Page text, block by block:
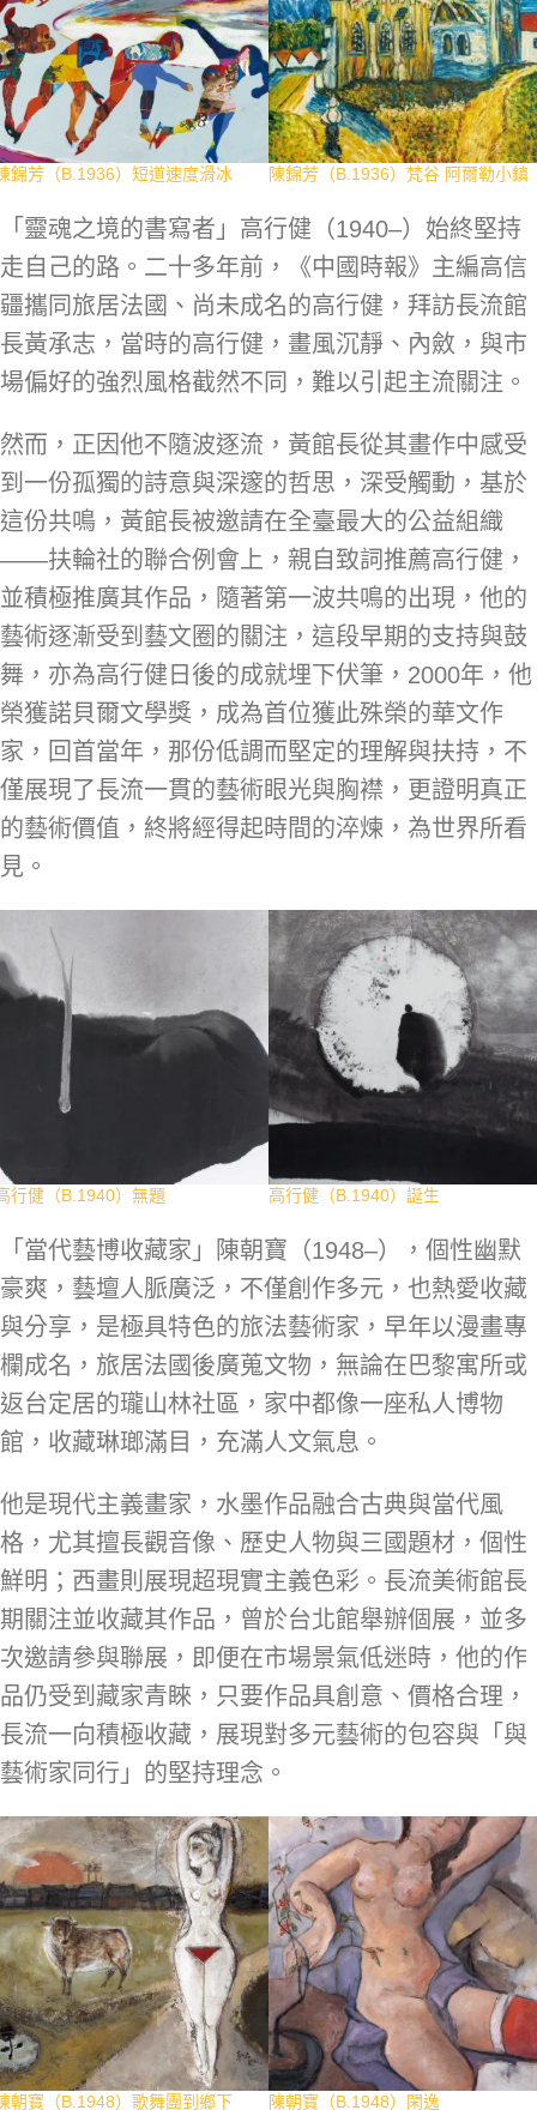
錦芳（B.1936）短道速度滑冰 陳錦芳（B.1936）梵谷 阿爾勒小鎮
「靈魂之境的書寫者」高行健（1940–）始終堅持
走自己的路。二十多年前，《中國時報》主編高信
疆攜同旅居法國、尚未成名的高行健，拜訪長流館
長黃承志，當時的高行健，畫風沉靜、內斂，與市
場偏好的強烈風格截然不同，難以引起主流關注。
然而，正因他不隨波逐流，黃館長從其畫作中感受
到一份孤獨的詩意與深邃的哲思，深受觸動，基於
這份共鳴，黃館長被邀請在全臺最大的公益組織
——扶輪社的聯合例會上，親自致詞推薦高行健，
並積極推廣其作品，隨著第一波共鳴的出現，他的
藝術逐漸受到藝文圈的關注，這段早期的支持與鼓
舞，亦為高行健日後的成就埋下伏筆，2000年，他
榮獲諾貝爾文學獎，成為首位獲此殊榮的華文作
家，回首當年，那份低調而堅定的理解與扶持，不
僅展現了長流一貫的藝術眼光與胸襟，更證明真正
的藝術價值，終將經得起時間的淬煉，為世界所看
見。
行健（B.1940）無題 高行健（B.1940）誕生
「當代藝博收藏家」陳朝寶（1948–），個性幽默
豪爽，藝壇人脈廣泛，不僅創作多元，也熱愛收藏
與分享，是極具特色的旅法藝術家，早年以漫畫專
欄成名，旅居法國後廣蒐文物，無論在巴黎寓所或
返台定居的瓏山林社區，家中都像一座私人博物
館，收藏琳瑯滿目，充滿人文氣息。
他是現代主義畫家，水墨作品融合古典與當代風
格，尤其擅長觀音像、歷史人物與三國題材，個性
鮮明；西畫則展現超現實主義色彩。長流美術館長
期關注並收藏其作品，曾於台北館舉辦個展，並多
次邀請參與聯展，即便在市場景氣低迷時，他的作
品仍受到藏家青睞，只要作品具創意、價格合理，
長流一向積極收藏，展現對多元藝術的包容與「與
藝術家同行」的堅持理念。
朝寶（B.1948）歌舞團到鄉下 陳朝寶（B.1948）閑逸